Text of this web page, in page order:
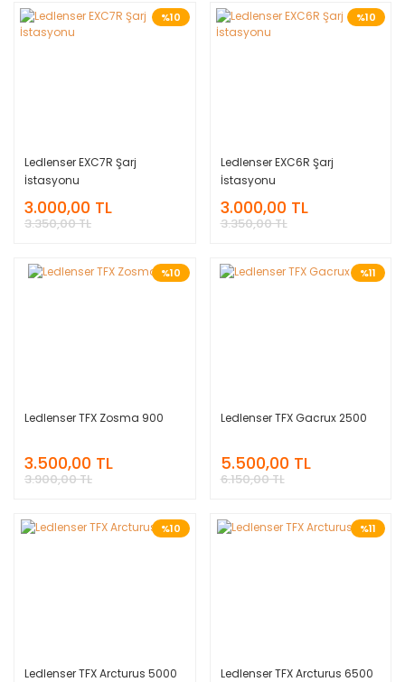
%10
Ledlenser EXC7R Şarj
İstasyonu
3.000,00 TL
3.350,00 TL
%10
Ledlenser EXC6R Şarj
İstasyonu
3.000,00 TL
3.350,00 TL
%10
Ledlenser TFX Zosma 900
3.500,00 TL
3.900,00 TL
%11
Ledlenser TFX Gacrux 2500
5.500,00 TL
6.150,00 TL
%10
Ledlenser TFX Arcturus 5000
%11
Ledlenser TFX Arcturus 6500